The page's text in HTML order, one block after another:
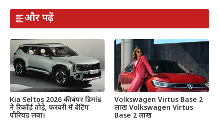
और पढ़ें
Kia Seltos 2026 की बंपर डिमांड
ने रिकॉर्ड तोड़े, फरवरी में वेटिंग
पीरियड लंबा।
Volkswagen Virtus Base 2
लाख Volkswagen Virtus
Base 2 लाख